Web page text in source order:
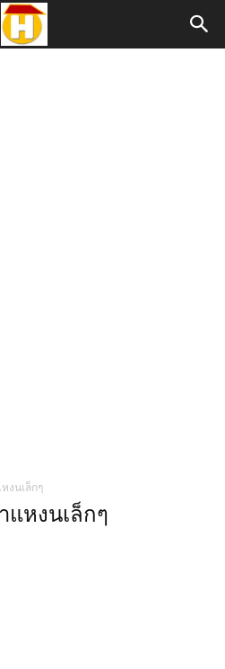
งนเล็กๆ
แหงนเล็กๆ